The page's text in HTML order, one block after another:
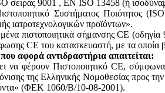
σειράς 9001 , ΕΝ ISO 13458 (ή
Συστήματος Ποιότητος
ιατροτεχνολογικών προϊόντων».
πιστοποιητικά σήμανσης CE
CE του κατασκευαστή, με τα οποία
αφορά αντιδραστήρια απαιτείται:
να φέρουν Πιστοποιητικό CE,
της Ελληνικής Νομοθεσίας προς
(ΦΕΚ 1060/Β/10-08-2001).